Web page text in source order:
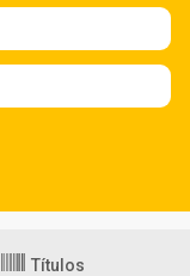
Títulos